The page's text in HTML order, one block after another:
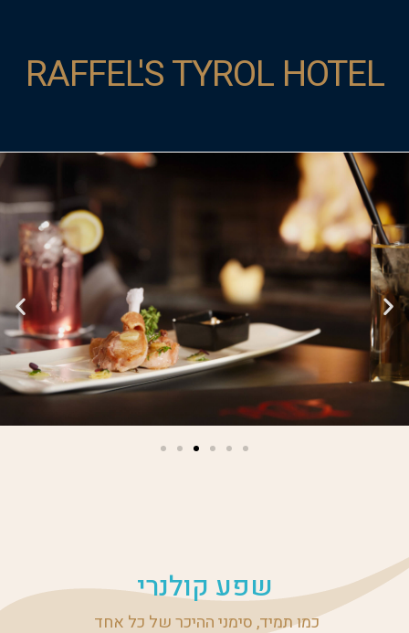
RAFFEL'S TYROL HOTEL
שפע קולנרי
כמו תמיד, סימני ההיכר של כל אחד